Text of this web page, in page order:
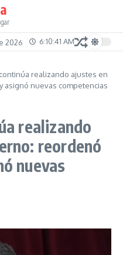
2026 6:10:41 AM
realizando ajustes en
asignó nuevas competencias
realizando
reordenó
nuevas